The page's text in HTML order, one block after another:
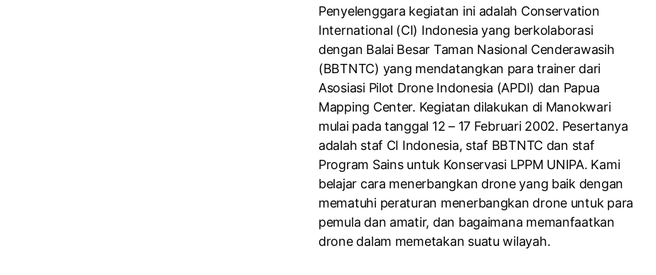
Penyelenggara kegiatan ini adalah Conservation
International (CI) Indonesia yang berkolaborasi
dengan Balai Besar Taman Nasional Cenderawasih
(BBTNTC) yang mendatangkan para trainer dari
Asosiasi Pilot Drone Indonesia (APDI) dan Papua
Mapping Center. Kegiatan dilakukan di Manokwari
mulai pada tanggal 12 – 17 Februari 2002. Pesertanya
adalah staf CI Indonesia, staf BBTNTC dan staf
Program Sains untuk Konservasi LPPM UNIPA. Kami
belajar cara menerbangkan drone yang baik dengan
mematuhi peraturan menerbangkan drone untuk para
pemula dan amatir, dan bagaimana memanfaatkan
drone dalam memetakan suatu wilayah.